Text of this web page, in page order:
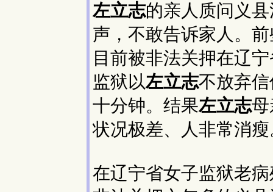
左立志的亲人质问义
声，不敢告诉家人。
目前被非法关押在辽
监狱以左立志不放弃
十分钟。结果左立志
状况极差、人非常消
在辽宁省女子监狱老